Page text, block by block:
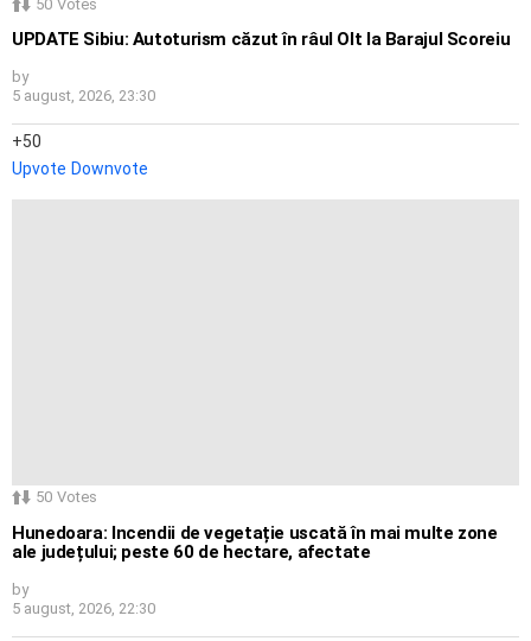
50 Votes
UPDATE Sibiu: Autoturism căzut în râul Olt la Barajul Scoreiu
by
5 august, 2026, 23:30
50
Upvote Downvote
50 Votes
Hunedoara: Incendii de vegetație uscată în mai multe zone
ale județului; peste 60 de hectare, afectate
by
5 august, 2026, 22:30